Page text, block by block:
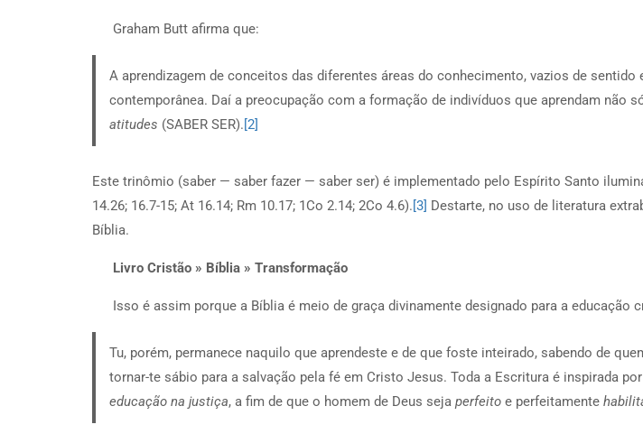
Graham Butt afirma que:
A aprendizagem de conceitos das diferentes áreas do conhecimento, vazios de
contemporânea. Daí a preocupação com a formação de indivíduos que aprendam não
atitudes (SABER SER).[2]
Este trinômio (saber — saber fazer — saber ser) é implementado pelo Espírito Santo
14.26; 16.7-15; At 16.14; Rm 10.17; 1Co 2.14; 2Co 4.6).[3] Destarte, no uso de literatura
Bíblia.
Livro Cristão » Bíblia » Transformação
Isso é assim porque a Bíblia é meio de graça divinamente designado para a
Tu, porém, permanece naquilo que aprendeste e de que foste inteirado, sabendo de
tornar-te sábio para a salvação pela fé em Cristo Jesus. Toda a Escritura é inspirada
educação na justiça, a fim de que o homem de Deus seja perfeitoe perfeitamente